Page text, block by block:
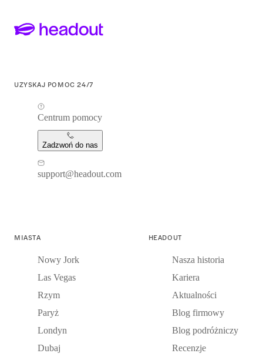
UZYSKAJ POMOC 24/7
Centrum pomocy
Zadzwoń do nas
support@headout.com
MIASTA
Nowy Jork
Las Vegas
Rzym
Paryż
Londyn
Dubaj
HEADOUT
Nasza historia
Kariera
Aktualności
Blog firmowy
Blog podróżniczy
Recenzje